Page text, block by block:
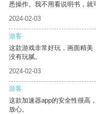
悉操作。我不用看说明书，就
2024-02-03
游客
这款游戏非常好玩，画面精
没有玩腻。
2024-02-03
游客
这款加速器app的安全性很高
放心。